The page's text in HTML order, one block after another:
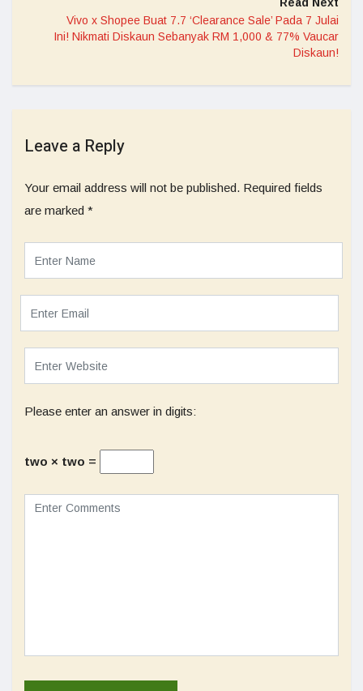
Vivo x Shopee Buat 7.7 ‘Clearance Sale’ Pada 7 Julai
Ini! Nikmati Diskaun Sebanyak RM 1,000 & 77% Vaucar
Diskaun!
Leave a Reply
Your email address will not be published. Required fields
are marked *
Please enter an answer in digits:
two × two =